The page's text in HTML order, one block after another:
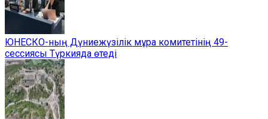
ЮНЕСКО-ның Дүниежүзілік мұра комитетінің 49-
сессиясы Түркияда өтеді